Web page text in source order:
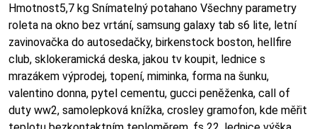
Hmotnost5,7 kg Snímatelný potahano Všechny parametry
roleta na okno bez vrtání, samsung galaxy tab s6 lite, letní
zavinovačka do autosedačky, birkenstock boston, hellfire
club, sklokeramická deska, jakou tv koupit, lednice s
mrazákem výprodej, topení, miminka, forma na šunku,
valentino donna, pytel cementu, gucci peněženka, call of
duty ww2, samolepková knížka, crosley gramofon, kde měřit